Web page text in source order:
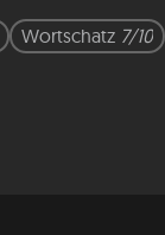
Wortschatz 7/10